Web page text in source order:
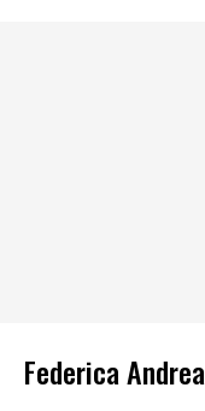
Federica